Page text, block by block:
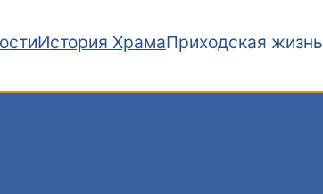
История ХрамаПриходская жизнь